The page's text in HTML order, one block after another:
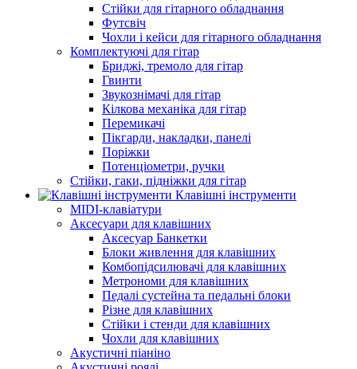
Стійки для гітарного обладнання
Футсвіч
Чохли і кейси для гітарного обладнання
Комплектуючі для гітар
Бриджі, тремоло для гітар
Гвинти
Звукознімачі для гітар
Кілкова механіка для гітар
Перемикачі
Пікгарди, накладки, панелі
Поріжки
Потенціометри, ручки
Стійки, гаки, підніжки для гітар
Клавішні інструменти
MIDI-клавіатури
Аксесуари для клавішних
Аксесуар Банкетки
Блоки живлення для клавішних
Комбопідсилювачі для клавішних
Метрономи для клавішних
Педалі сустейна та педальні блоки
Різне для клавішних
Стійки і стенди для клавішних
Чохли для клавішних
Акустичні піаніно